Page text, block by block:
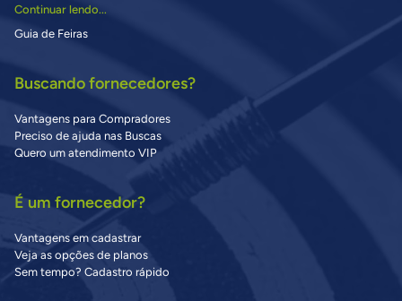
Continuar lendo...
Guia de Feiras
Buscando fornecedores?
Vantagens para Compradores
Preciso de ajuda nas Buscas
Quero um atendimento VIP
É um fornecedor?
Vantagens em cadastrar
Veja as opções de planos
Sem tempo? Cadastro rápido